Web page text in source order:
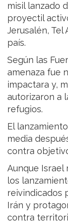
misil lanzado
proyectil
Jerusalén,
país.
Según las
amenaza fue
impactara y,
autorizaron a
refugios.
El
media
contra
Aunque Israel
los
reivindicados
Irán y
contra